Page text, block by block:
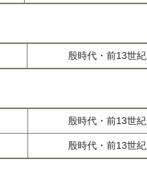
殷時代・前13世紀
殷時代・前13世紀
殷時代・前13世紀